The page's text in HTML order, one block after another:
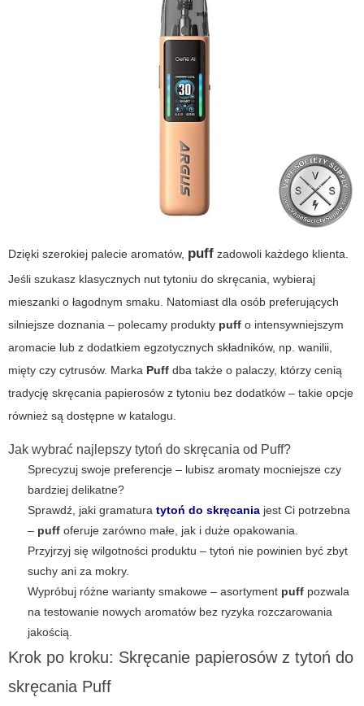
Dzięki szerokiej palecie aromatów, puff zadowoli każdego klienta.
Jeśli szukasz klasycznych nut tytoniu do skręcania, wybieraj
mieszanki o łagodnym smaku. Natomiast dla osób preferujących
silniejsze doznania – polecamy produkty puff o intensywniejszym
aromacie lub z dodatkiem egzotycznych składników, np. wanilii,
mięty czy cytrusów. Marka Puff dba także o palaczy, którzy cenią
tradycję skręcania papierosów z tytoniu bez dodatków – takie opcje
również są dostępne w katalogu.
Jak wybrać najlepszy tytoń do skręcania od Puff?
Sprecyzuj swoje preferencje – lubisz aromaty mocniejsze czy
bardziej delikatne?
Sprawdź, jaki gramatura tytoń do skręcania jest Ci potrzebna
– puff oferuje zarówno małe, jak i duże opakowania.
Przyjrzyj się wilgotności produktu – tytoń nie powinien być zbyt
suchy ani za mokry.
Wypróbuj różne warianty smakowe – asortyment puff pozwala
na testowanie nowych aromatów bez ryzyka rozczarowania
jakością.
Krok po kroku: Skręcanie papierosów z tytoń do
skręcania Puff